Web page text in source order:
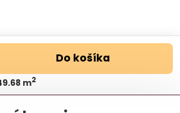
Do košíka
m2